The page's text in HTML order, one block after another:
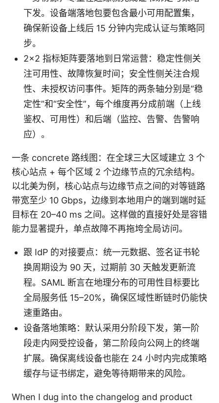
下发。设备端落地包要包含最小可用配置集，
确保新设备上线后 15 分钟内完成认证与策略同
步。
2×2 指标矩阵要落地到日常运营：稳定性侧关
注可用性、故障恢复时间；安全性侧关注合规
性、未授权访问事件。矩阵的两条轴分别是“稳
定性”和“安全性”，每个维度再分成前端（上线
鉴权、可用性）和后端（监控、告警、告警响
应）。
一条 concrete 路线图：在全球三大区域建立 3 个
核心站点 + 每个区域 2 个边缘节点的冗余结构。
以北美为例，核心站点与边缘节点之间的对等链路
带宽至少 10 Gbps，边缘到本地用户的端到端时延
目标在 20–40 ms 之间。这样做的直接好处是容错
能力显著提升，单点故障不再拖垮全局访问。
跟 IdP 的对接要点：统一元数据、签名证书轮
换周期设为 90 天，过期前 30 天触发更新流
程。SAML 断言在地理分布的可用性目标要比
全局服务低 15–20%，确保区域性断链时仍能快
速重路由。
设备落地策略：默认采用分阶段下发，第一阶
段走内网受控设备，第二阶段向公网上的终端
扩展。确保离线设备也能在 24 小时内完成策略
缓存与证书绑定，避免等待期带来的风险。
When I dug into the changelog and product